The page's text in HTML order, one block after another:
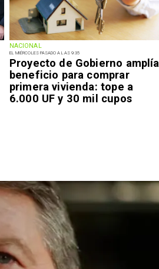
NACIONAL
EL MIÉRCOLES PASADO A LAS 9:35
Proyecto de Gobierno amplía
beneficio para comprar
primera vivienda: tope a
6.000 UF y 30 mil cupos